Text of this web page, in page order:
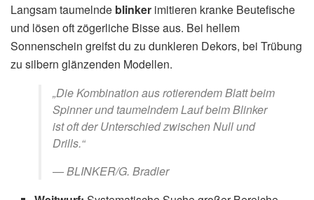
Langsam taumelnde blinker imitieren kranke Beutefische
und lösen oft zögerliche Bisse aus. Bei hellem
Sonnenschein greifst du zu dunkleren Dekors, bei Trübung
zu silbern glänzenden Modellen.
„Die Kombination aus rotierendem Blatt beim
Spinner und taumelndem Lauf beim Blinker
ist oft der Unterschied zwischen Null und
Drills.“
— BLINKER/G. Bradler